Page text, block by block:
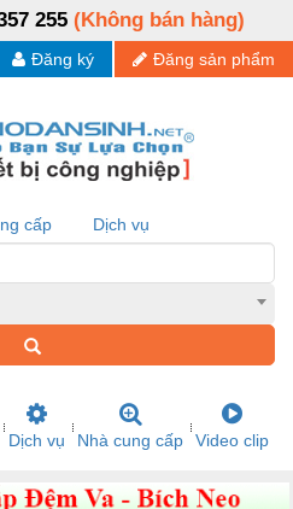
255 (Không bán hàng)
Đăng sản phẩm
Đăng ký
cấp Dịch vụ
Dịch vụ Nhà cung cấp Video clip